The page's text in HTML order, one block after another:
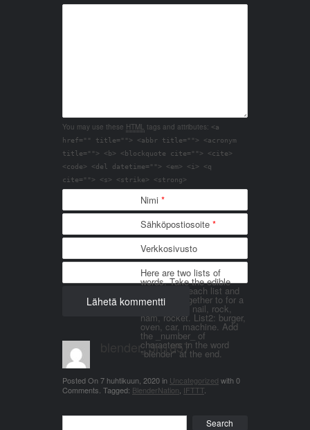
You may use these HTML tags and attributes: <a
href="" title=""> <abbr title=""> <acronym
title=""> <b> <blockquote cite=""> <cite>
<code> <del datetime=""> <em> <i> <q
cite=""> <s> <strike> <strong>
Nimi *
Sähköpostiosoite *
Verkkosivusto
Here are two lists of
words. Take the edible
things from each list and
join them together to for a
word. List 1: nail, rock,
ham, rocket. List2: burger,
oven, car, machine. Add
the _number_ of
characters in the word
"blender" at the end.
blender_3n1857
Posted On7 huhtikuun, 2020in Uncategorized with0
Comments Tagged: BlenderNation IFTTT